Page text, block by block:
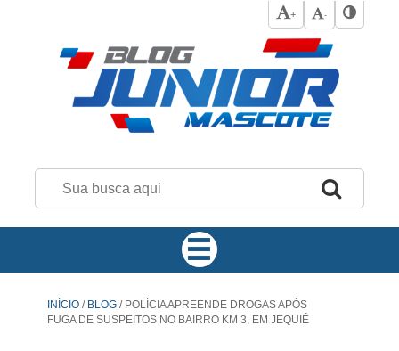
+ -
INÍCIO / BLOG /POLÍCIA APREENDE DROGAS APÓS
FUGA DE SUSPEITOS NO BAIRRO KM 3, EM JEQUIÉ